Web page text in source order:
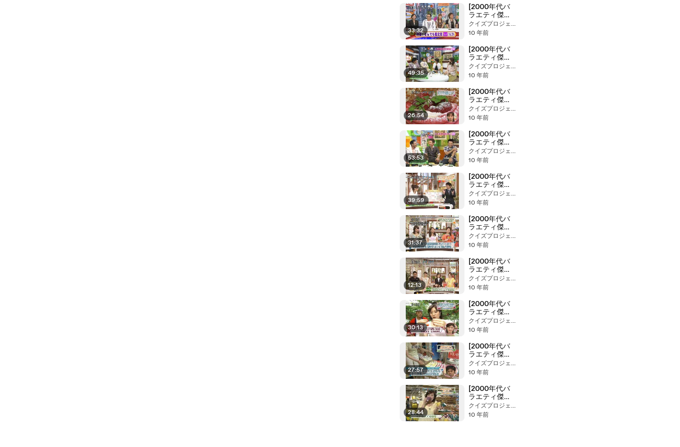
Ａ）
33:32
[2000年代バ
ラエティ傑作
シリーズ] ラジ
かる（2008年
Ａ）
クイズプロジェクト２１
10 年前
49:35
[2000年代バ
ラエティ傑作
シリーズ] ラジ
かる（2008年
Ａ）
クイズプロジェクト２１
10 年前
26:54
[2000年代バ
ラエティ傑作
シリーズ] アナ
☆パラ（2008
Ａ）
クイズプロジェクト２１
10 年前
53:53
[2000年代バ
ラエティ傑作
シリーズ] ラジ
かる（2008年
Ａ）
クイズプロジェクト２１
10 年前
39:59
[2000年代バ
ラエティ傑作
シリーズ] アナ
☆パラ（2008
Ａ）
クイズプロジェクト２１
10 年前
31:37
[2000年代バ
ラエティ傑作
シリーズ] アナ
☆パラ（2008
Ａ）
クイズプロジェクト２１
10 年前
12:13
[2000年代バ
ラエティ傑作
シリーズ] アナ
☆パラ（2008
Ａ）
クイズプロジェクト２１
10 年前
30:13
[2000年代バ
ラエティ傑作
シリーズ] アナ
☆パラ（2008
Ａ）
クイズプロジェクト２１
10 年前
27:57
[2000年代バ
ラエティ傑作
シリーズ] アナ
☆パラ（2008
Ａ）
クイズプロジェクト２１
10 年前
28:44
[2000年代バ
ラエティ傑作
シリーズ] アナ
☆パラ（2008
クイズプロジェクト２１
10 年前